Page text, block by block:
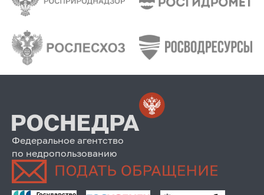
Федеральное агентство
по недропользованию